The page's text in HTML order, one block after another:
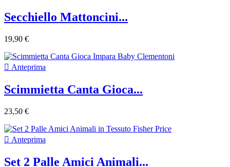
Secchiello Mattoncini...
19,90 €
 Anteprima
Scimmietta Canta Gioca...
23,50 €
 Anteprima
Set 2 Palle Amici Animali...